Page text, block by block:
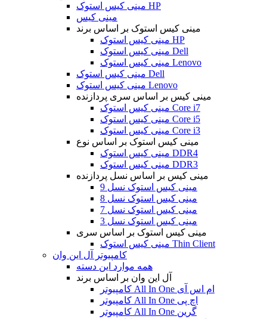
مینی کیس استوک HP
مینی کیس
مینی کیس استوک بر اساس برند
مینی کیس استوک HP
مینی کیس استوک Dell
مینی کیس استوک Lenovo
مینی کیس استوک Dell
مینی کیس استوک Lenovo
مینی کیس بر اساس سری پردازنده
مینی کیس استوک Core i7
مینی کیس استوک Core i5
مینی کیس استوک Core i3
مینی کیس استوک بر اساس نوع
مینی کیس استوک DDR4
مینی کیس استوک DDR3
مینی کیس بر اساس نسل پردازنده
مینی کیس استوک نسل 9
مینی کیس استوک نسل 8
مینی کیس استوک نسل 7
مینی کیس استوک نسل 3
مینی کیس استوک بر اساس سری
مینی کیس استوک Thin Client
کامپیوتر آل این وان
همه موارد این دسته
آل این وان بر اساس برند
کامپیوتر All In One ام اس آی
کامپیوتر All In One اچ پی
کامپیوتر All In One گرین